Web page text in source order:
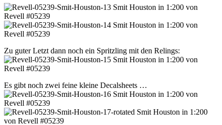
Zu guter Letzt dann noch ein Spritzling mit den Relings:
Es gibt noch zwei feine kleine Decalsheets …